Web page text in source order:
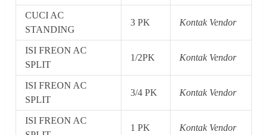
CUCI AC
STANDING
3 PK Kontak Vendor
ISI FREON AC
SPLIT
1/2PK Kontak Vendor
ISI FREON AC
SPLIT
3/4 PK Kontak Vendor
ISI FREON AC
1 PK Kontak Vendor